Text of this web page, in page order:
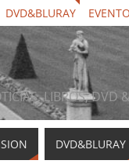
DVD&BLURAY
LIBROS,
DVD&BLURAY